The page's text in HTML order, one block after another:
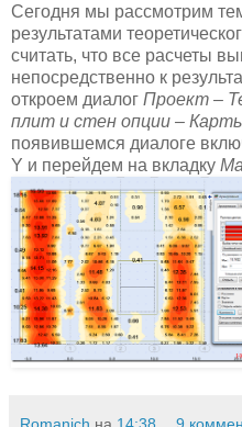
Сегодня мы рассмотрим
результатами
считать, что все расчеты
непосредственно к
откроем диалог Проект –
плит и стен опции –
появившемся диалоге
Y и перейдем на вкладку
Romanich на 14:38 9